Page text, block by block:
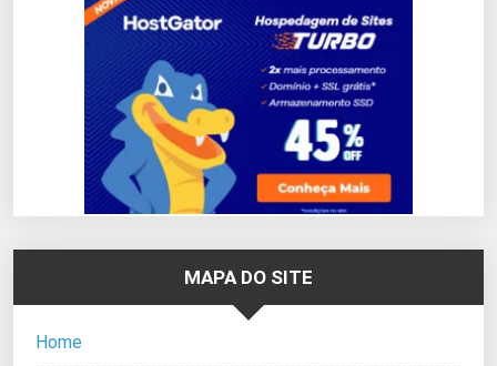
MAPA DO SITE
Home